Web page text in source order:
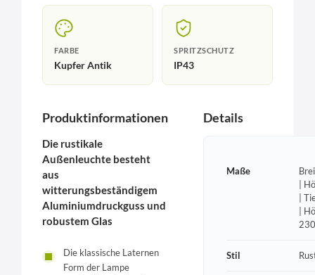
FARBE
Kupfer Antik
SPRITZSCHUTZ
IP43
Produktinformationen
Die rustikale
Außenleuchte besteht
aus
witterungsbeständigem
Aluminiumdruckguss und
robustem Glas
Die klassische Laternen
Form der Lampe
Details
Maße
|
|
|
Stil